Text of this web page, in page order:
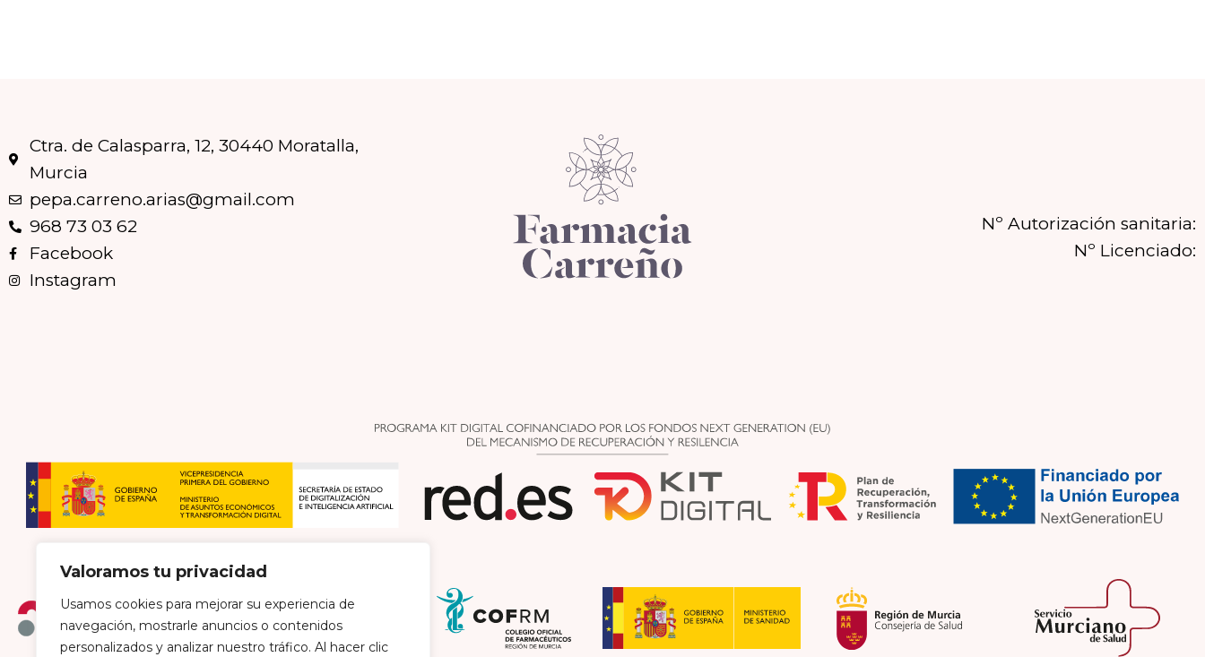
Valoramos tu privacidad
Usamos cookies para mejorar su experiencia de
navegación, mostrarle anuncios o contenidos
personalizados y analizar nuestro tráfico. Al hacer clic
Ctra. de Calasparra, 12, 30440 Moratalla,
Murcia
pepa.carreno.arias@gmail.com
968 73 03 62
Facebook
Instagram
Nº Autorización sanitaria:
Nº Licenciado: